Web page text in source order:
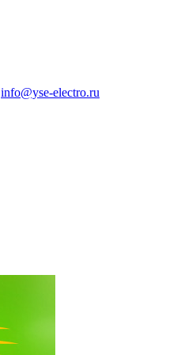
info@yse-electro.ru